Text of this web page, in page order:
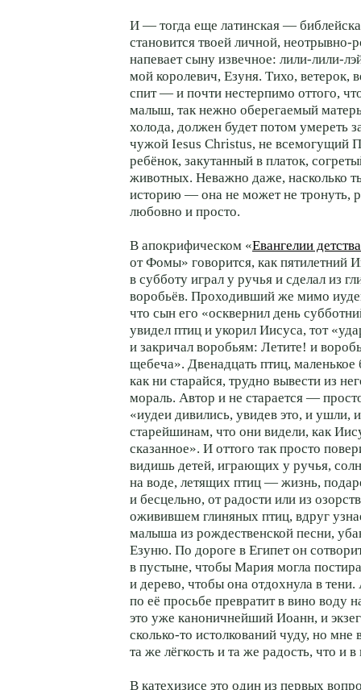
И — тогда еще латинская —
становится твоей личной,
напевает сыну извечное: лили-лили-
мой королевич, Езуня. Тихо, ветерок,
спит — и почти нестерпимо оттого,
малыш, так нежно оберегаемый
холода, должен будет потом умереть
чужой Iesus Christus, не всемогущий
ребёнок, закутанный в платок,
животных. Неважно даже, насколько
историю — она не может не тронуть,
любовно и просто.
В апокрифическом «Евангелии детства
от Фомы» говорится, как пятилетний
в субботу играл у ручья и сделал из
воробьёв. Проходивший же мимо
что сын его «осквернил день
увидел птиц и укорил Иисуса, тот
и закричал воробьям: Летите! и
щебеча». Двенадцать птиц,
как ни старайся, трудно вывести из
мораль. Автор и не старается —
«иудеи дивились, увидев это, и ушли,
старейшинам, что они видели, как
сказанное». И оттого так просто
видишь детей, играющих у ручья,
на воде, летящих птиц — жизнь,
и бесцельно, от радости или из
оживившем глиняных птиц, вдруг
малыша из рождественской песни,
Езуню. По дороге в Египет он
в пустыне, чтобы Мария могла
и дерево, чтобы она отдохнула в
по её просьбе превратит в вино воду
это уже каноничнейший Иоанн, и
сколько-то истолкований чуду, но мне
та же лёгкость и та же радость, что и
В катехизисе это один из первых